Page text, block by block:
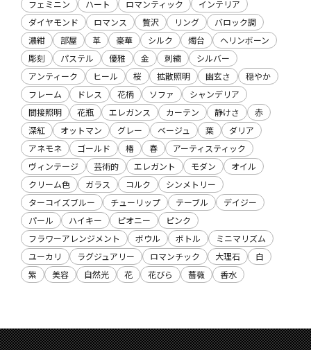
フェミニン
ハート ロマンティック
インテリア
ダイヤモンド
ロマンス 贅沢 リング
バロック調
濃紺
部屋 革 豪華 シルク 燭台
ヘリンボーン
彫刻
パステル 優雅 金 刺繍
シルバー
アンティーク
ヒール 桜 拡散照明 幽玄さ
穏やか
フレーム
ドレス 花柄 ソファ
シャンデリア
間接照明
花瓶 エレガンス カーテン 静けさ
赤
深紅
オットマン グレー ベージュ 葉
ダリア
アネモネ
ゴールド 椿 春
アーティスティック
ヴィンテージ
芸術的 エレガント モダン
オイル
クリーム色
ガラス コルク
シンメトリー
ターコイズブルー
チューリップ テーブル
デイジー
パール
ハイキー ピオニー
ピンク
フラワーアレンジメント
ボウル ボトル
ミニマリズム
ユーカリ
ラグジュアリー ロマンチック 大理石
白
紫
美容 自然光 花 花びら 薔薇 香水